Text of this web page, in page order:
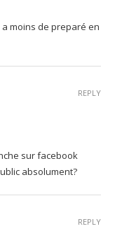
moins de preparé en
sur facebook
absolument?
REPLY
REPLY